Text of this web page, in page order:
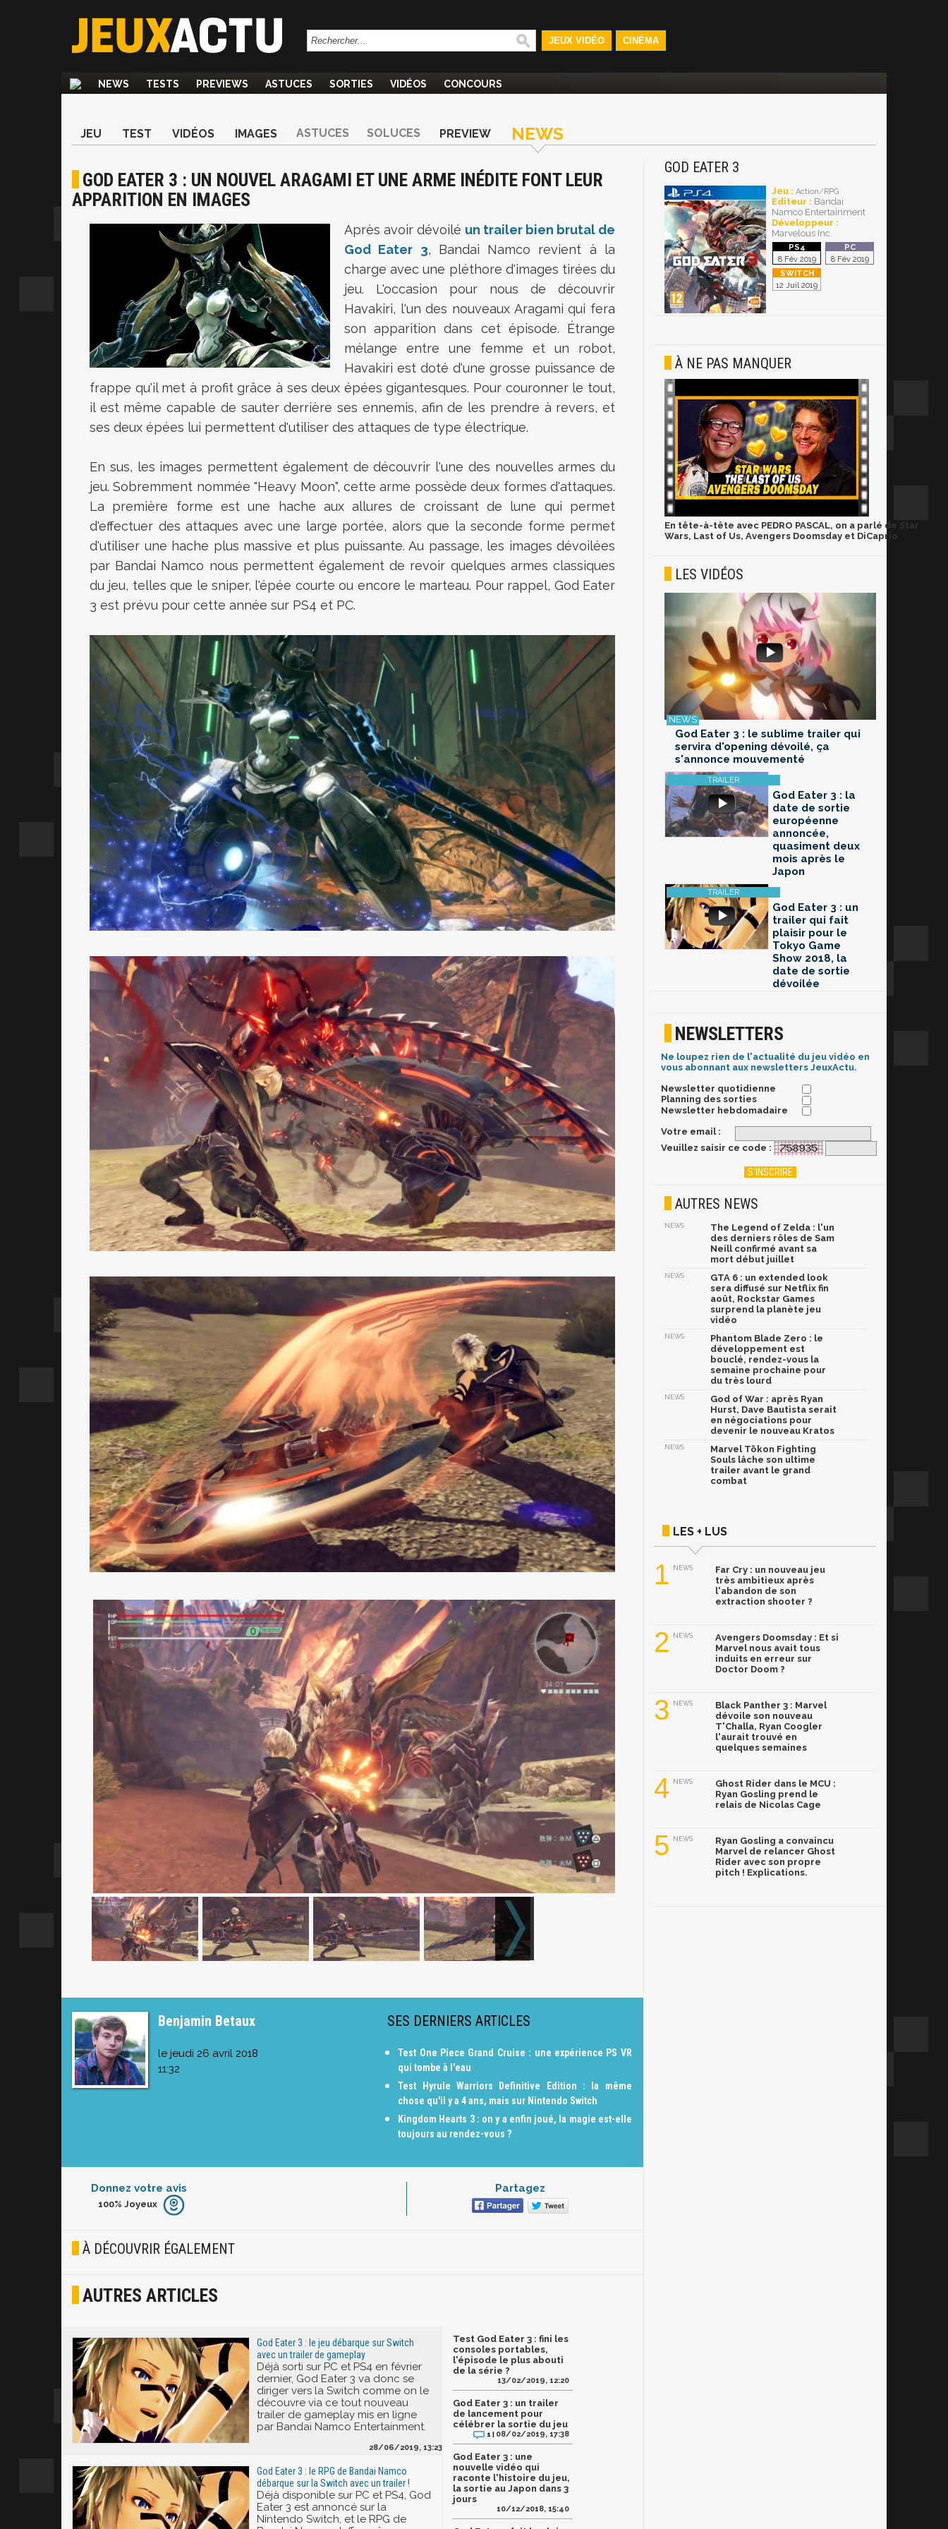
JEUX VIDÉO CINÉMA
NEWS TESTS PREVIEWS ASTUCES SORTIES VIDÉOS CONCOURS
JEU TEST VIDÉOS IMAGES ASTUCES SOLUCES PREVIEW NEWS
GOD EATER 3 : UN NOUVEL ARAGAMI ET UNE ARME INÉDITE FONT LEUR
APPARITION EN IMAGES
Après avoir dévoilé un trailer bien brutal de
God Eater 3, Bandai Namco revient à la
charge avec une pléthore d'images tirées du
jeu. L'occasion pour nous de découvrir
Havakiri, l'un des nouveaux Aragami qui fera
son apparition dans cet épisode. Étrange
mélange entre une femme et un robot,
Havakiri est doté d'une grosse puissance de
frappe qu'il met à profit grâce à ses deux épées gigantesques. Pour couronner le tout,
il est même capable de sauter derrière ses ennemis, afin de les prendre à revers, et
ses deux épées lui permettent d'utiliser des attaques de type électrique.
En sus, les images permettent également de découvrir l'une des nouvelles armes du
jeu. Sobremment nommée "Heavy Moon", cette arme possède deux formes d'attaques.
La première forme est une hache aux allures de croissant de lune qui permet
d'effectuer des attaques avec une large portée, alors que la seconde forme permet
d'utiliser une hache plus massive et plus puissante. Au passage, les images dévoilées
par Bandai Namco nous permettent également de revoir quelques armes classiques
du jeu, telles que le sniper, l'épée courte ou encore le marteau. Pour rappel, God Eater
3 est prévu pour cette année sur PS4 et PC.
Benjamin Betaux
le jeudi 26 avril 2018
11:32
SES DERNIERS ARTICLES
Test One Piece Grand Cruise : une expérience PS VR
qui tombe à l'eau
Test Hyrule Warriors Definitive Edition : la même
chose qu'il y a 4 ans, mais sur Nintendo Switch
Kingdom Hearts 3 : on y a enfin joué, la magie est-elle
toujours au rendez-vous ?
Donnez votre avis
Furieux
Joyeux
100% Joyeux
Partagez
À DÉCOUVRIR ÉGALEMENT
AUTRES ARTICLES
God Eater 3 : le jeu débarque sur Switch
avec un trailer de gameplay
Déjà sorti sur PC et PS4 en février
dernier, God Eater 3 va donc se
diriger vers la Switch comme on le
découvre via ce tout nouveau
trailer de gameplay mis en ligne
par Bandai Namco Entertainment.
28/06/2019, 13:23
God Eater 3 : le RPG de Bandai Namco
débarque sur la Switch avec un trailer !
Déjà disponible sur PC et PS4, God
Eater 3 est annoncé sur la
Nintendo Switch, et le RPG de
Test God Eater 3 : fini les
consoles portables,
l'épisode le plus abouti
de la série ?
13/02/2019, 12:20
God Eater 3 : un trailer
de lancement pour
célébrer la sortie du jeu
1 | 08/02/2019, 17:38
God Eater 3 : une
nouvelle vidéo qui
raconte l'histoire du jeu,
la sortie au Japon dans 3
jours
10/12/2018, 15:40
GOD EATER 3
Jeu : Action/RPG
Editeur : Bandai
Namco Entertainment
Développeur :
Marvelous Inc.
8 Fév 2019 8 Fév 2019
12 Juil 2019
À NE PAS MANQUER
En tête-à-tête avec PEDRO PASCAL, on a parlé de Star
Wars, Last of Us, Avengers Doomsday et DiCaprio
LES VIDÉOS
God Eater 3 : le sublime trailer qui
servira d'opening dévoilé, ça
s'annonce mouvementé
God Eater 3 : la
date de sortie
européenne
annoncée,
quasiment deux
mois après le
Japon
God Eater 3 : un
trailer qui fait
plaisir pour le
Tokyo Game
Show 2018, la
date de sortie
dévoilée
NEWSLETTERS
Ne loupez rien de l'actualité du jeu vidéo en
vous abonnant aux newsletters JeuxActu.
Newsletter quotidienne
Planning des sorties
Newsletter hebdomadaire
Votre email :
Veuillez saisir ce code :
AUTRES NEWS
NEWS
The Legend of Zelda : l'un
des derniers rôles de Sam
Neill confirmé avant sa
mort début juillet
NEWS
GTA 6 : un extended look
sera diffusé sur Netflix fin
août, Rockstar Games
surprend la planète jeu
vidéo
NEWS
Phantom Blade Zero : le
développement est
bouclé, rendez-vous la
semaine prochaine pour
du très lourd
NEWS
God of War : après Ryan
Hurst, Dave Bautista serait
en négociations pour
devenir le nouveau Kratos
NEWS
Marvel Tōkon Fighting
Souls lâche son ultime
trailer avant le grand
combat
LES + LUS
1 NEWS
Far Cry : un nouveau jeu
très ambitieux après
l'abandon de son
extraction shooter ?
2 NEWS
Avengers Doomsday : Et si
Marvel nous avait tous
induits en erreur sur
Doctor Doom ?
3 NEWS
Black Panther 3 : Marvel
dévoile son nouveau
T'Challa, Ryan Coogler
l'aurait trouvé en
quelques semaines
4 NEWS
Ghost Rider dans le MCU :
Ryan Gosling prend le
relais de Nicolas Cage
5 NEWS
Ryan Gosling a convaincu
Marvel de relancer Ghost
Rider avec son propre
pitch ! Explications.